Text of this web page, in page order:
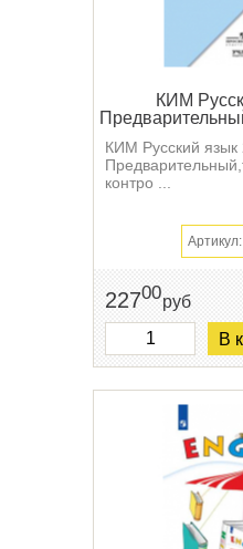
КИМ
КИМ Русский язык
контро ...
22700руб
В